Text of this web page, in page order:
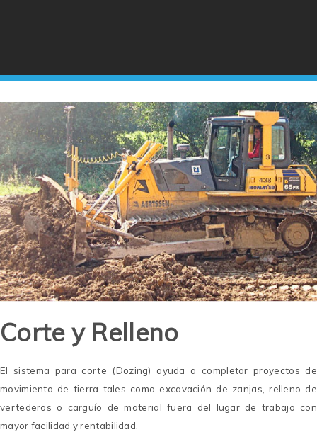
Corte y Relleno
El sistema para corte (Dozing) ayuda a completar proyectos de
movimiento de tierra tales como excavación de zanjas, relleno de
vertederos o carguío de material fuera del lugar de trabajo con
mayor facilidad y rentabilidad.